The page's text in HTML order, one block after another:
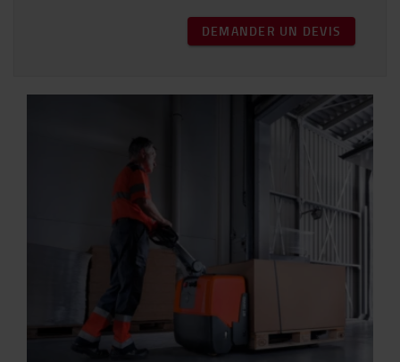
DEMANDER UN DEVIS